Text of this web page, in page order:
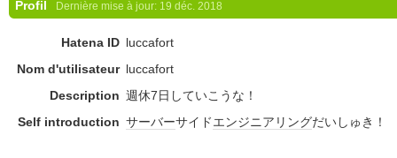
Profil Dernière mise à jour: 19 déc. 2018
Hatena ID luccafort
Nom d'utilisateur luccafort
Description 週休7日していこうな！
Self introduction サーバーサイドエンジニアリングだいしゅき！